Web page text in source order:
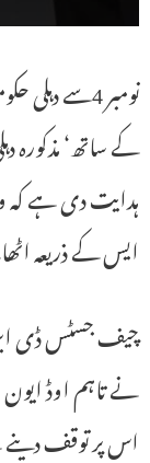
نومبر 4سے
کے ساتھ‘
ہدایت دی ہے کہ
ایس کے ذریعہ
چیف جسٹس ڈی این
نے تاہم اوڈ
اس پر توقف دینے